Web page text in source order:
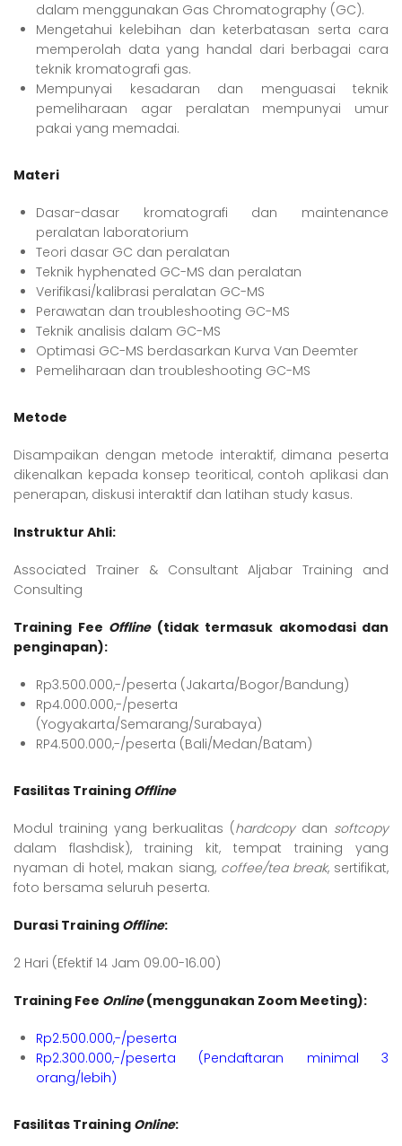
dalam menggunakan Gas Chromatography (GC).
Mengetahui kelebihan dan keterbatasan serta cara
memperolah data yang handal dari berbagai cara
teknik kromatografi gas.
Mempunyai kesadaran dan menguasai teknik
pemeliharaan agar peralatan mempunyai umur
pakai yang memadai.
Materi
Dasar-dasar kromatografi dan maintenance
peralatan laboratorium
Teori dasar GC dan peralatan
Teknik hyphenated GC-MS dan peralatan
Verifikasi/kalibrasi peralatan GC-MS
Perawatan dan troubleshooting GC-MS
Teknik analisis dalam GC-MS
Optimasi GC-MS berdasarkan Kurva Van Deemter
Pemeliharaan dan troubleshooting GC-MS
Metode
Disampaikan dengan metode interaktif, dimana peserta
dikenalkan kepada konsep teoritical, contoh aplikasi dan
penerapan, diskusi interaktif dan latihan study kasus.
Instruktur Ahli:
Associated Trainer & Consultant Aljabar Training and
Consulting
Training Fee Offline(tidak termasuk akomodasi dan
penginapan):
Rp3.500.000,-/peserta (Jakarta/Bogor/Bandung)
Rp4.000.000,-/peserta
(Yogyakarta/Semarang/Surabaya)
RP4.500.000,-/peserta (Bali/Medan/Batam)
Fasilitas Training Offline
Modul training yang berkualitas (hardcopydan softcopy
dalam flashdisk), training kit, tempat training yang
nyaman di hotel, makan siang, coffee/tea break, sertifikat,
foto bersama seluruh peserta.
Durasi Training Offline:
2 Hari (Efektif 14 Jam 09.00-16.00)
Training Fee Online(menggunakan Zoom Meeting):
Rp2.500.000,-/peserta
Rp2.300.000,-/peserta (Pendaftaran minimal 3
orang/lebih)
Fasilitas Training Online: